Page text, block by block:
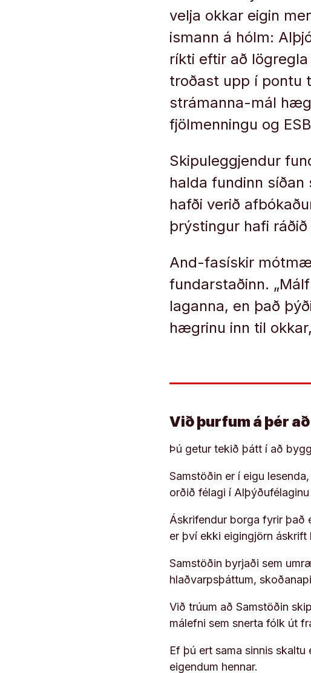
velja okkar eigin
ismann á hólm:
ríkti eftir að
troðast upp í pontu
strámanna-mál
fjölmenningu og
Skipuleggjendur
halda fundinn
hafði verið
þrýstingur hafi
And-fasískir
fundarstaðinn.
laganna, en það
hægrinu inn til
Við þurfum á þér
Þú getur tekið þátt í að
Samstöðin er í eigu
orðið félagi í
Áskrifendur borga fyrir það
er því ekki eigingjörn áskrift
Samstöðin byrjaði sem
hlaðvarpsþáttum,
Við trúum að Samstöðin
málefni sem snerta fólk út
Ef þú ert sama sinnis
eigendum hennar.